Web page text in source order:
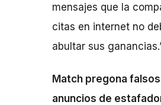
mensajes que la
citas en internet no
abultar sus
Match pregona
anuncios de